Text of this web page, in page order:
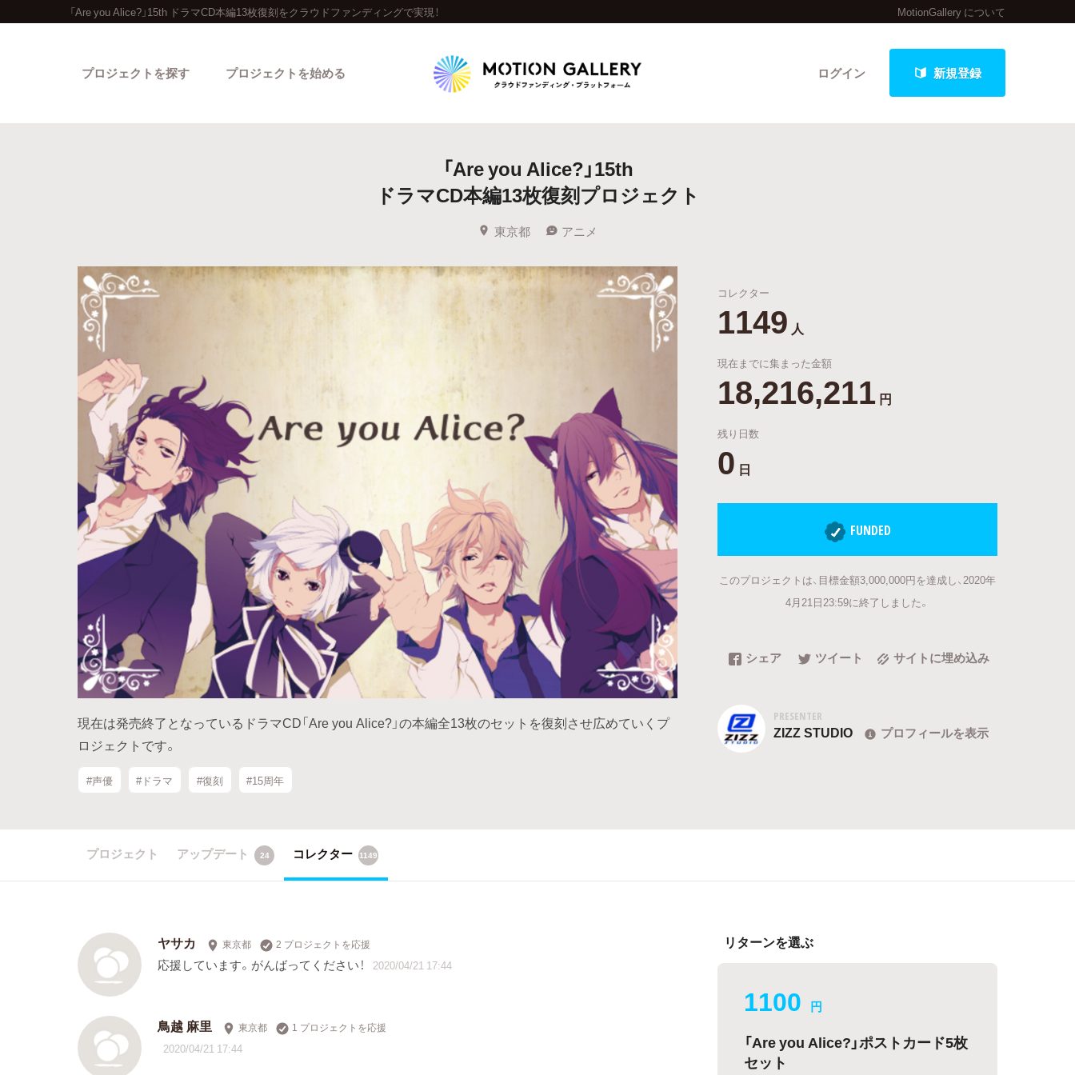
「Are you Alice?」15th ドラマCD本編13枚復刻をクラウドファンディングで実現！ MotionGallery について
ログイン 新規登録
プロジェクトを探す
人気のプロジェクト 新着プロジェクト 終了間近のプロジェクト
Feature
カテゴリーから探す タグから探す キュレーターから探す 特集から探す
Legendary
調達額が大きいプロジェクト
プロジェクトを始める
「Are you Alice?」15th
ドラマCD本編13枚復刻プロジェクト
東京都 アニメ
現在は発売終了となっているドラマCD「Are you Alice?」の本編全13枚のセットを復刻させ広めていくプ
ロジェクトです。
#声優 #ドラマ #復刻 #15周年
コレクター
1149 人
現在までに集まった金額
18,216,211 円
残り日数
0 日
FUNDED
このプロジェクトは、目標金額3,000,000円を達成し、2020年
4月21日23:59に終了しました。
シェア ツイート サイトに埋め込み
PRESENTER
ZIZZ STUDIO プロフィールを表示
プロジェクト アップデート 24 コレクター 1149
ヤサカ 東京都 2 プロジェクトを応援
応援しています。がんばってください！ 2020/04/21 17:44
鳥越 麻里 東京都 1 プロジェクトを応援
2020/04/21 17:44
リターンを選ぶ
1100 円
「Are you Alice?」ポストカード5枚
セット